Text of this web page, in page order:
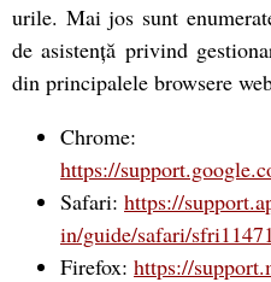
urile. Mai jos sunt
de asistență privind
din principalele browsere
Chrome:
https://
Safari: https://
in/guide/safari/
Firefox: https://